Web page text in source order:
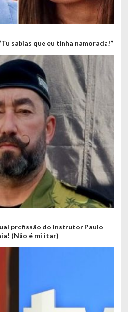
sabias que eu tinha namorada!”
profissão do instrutor Paulo
(Não é militar)